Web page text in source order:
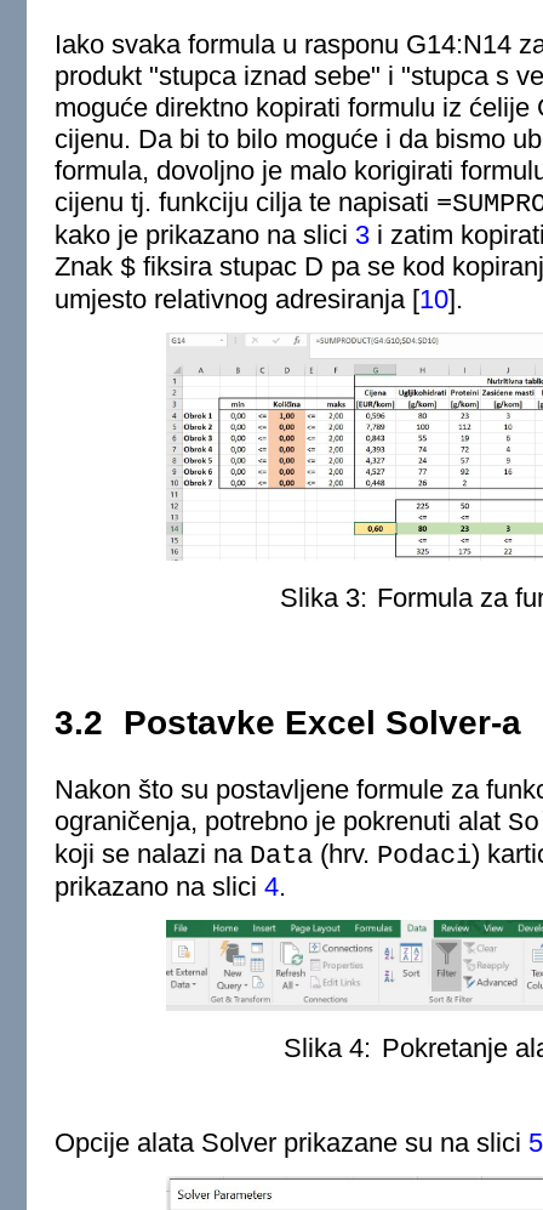
Iako svaka formula u rasponu G14:N14
produkt "stupca iznad sebe" i "stupca s
moguće direktno kopirati formulu iz ćelije
cijenu. Da bi to bilo moguće i da bismo
formula, dovoljno je malo korigirati
cijenu tj. funkciju cilja te napisati
kako je prikazano na slici 3i zatim
Znak $fiksira stupac D pa se kod
umjesto relativnog adresiranja [10] .
Slika 3: Formula za
3.2 Postavke Excel Solver-a
Nakon što su postavljene formule za
ograničenja, potrebno je pokrenuti alat
koji se nalazi na Data(hrv. Podaci)
prikazano na slici 4.
Slika 4: Pokretanje
Opcije alata Solver prikazane su na slici 5